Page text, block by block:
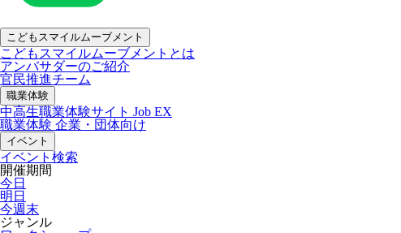
こどもスマイルムーブメント
こどもスマイルムーブメントとは
アンバサダーのご紹介
官民推進チーム
職業体験
中高生職業体験サイト Job EX
職業体験 企業・団体向け
イベント
イベント検索
開催期間
今日
明日
今週末
ジャンル